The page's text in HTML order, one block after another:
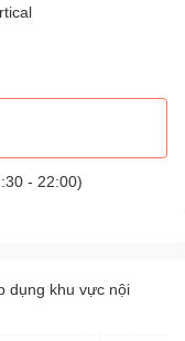
- 22:00)
dụng khu vực nội